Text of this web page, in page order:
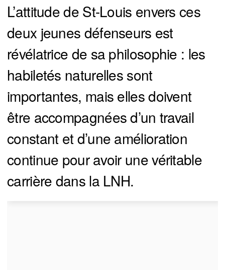
L’attitude de St-Louis envers ces
deux jeunes défenseurs est
révélatrice de sa philosophie : les
habiletés naturelles sont
importantes, mais elles doivent
être accompagnées d’un travail
constant et d’une amélioration
continue pour avoir une véritable
carrière dans la LNH.